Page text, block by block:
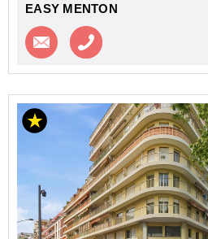
EASY MENTON
Contacter l'agence